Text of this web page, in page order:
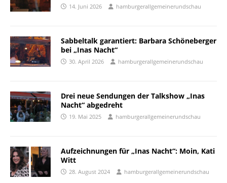
14. Juni 2026 hamburgerallgemeinerundschau
Sabbeltalk garantiert: Barbara Schöneberger
bei „Inas Nacht“
30. April 2026 hamburgerallgemeinerundschau
Drei neue Sendungen der Talkshow „Inas
Nacht“ abgedreht
19. Mai 2025 hamburgerallgemeinerundschau
Aufzeichnungen für „Inas Nacht“: Moin, Kati
Witt
28. August 2024 hamburgerallgemeinerundschau